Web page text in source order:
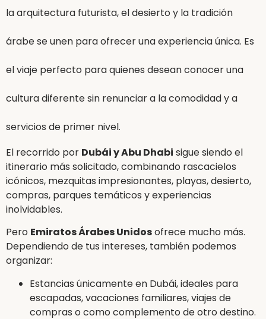
la arquitectura futurista, el desierto y la tradición
árabe se unen para ofrecer una experiencia única. Es
el viaje perfecto para quienes desean conocer una
cultura diferente sin renunciar a la comodidad y a
servicios de primer nivel.
El recorrido por Dubái y Abu Dhabi sigue siendo el
itinerario más solicitado, combinando rascacielos
icónicos, mezquitas impresionantes, playas, desierto,
compras, parques temáticos y experiencias
inolvidables.
Pero Emiratos Árabes Unidosofrece mucho más.
Dependiendo de tus intereses, también podemos
organizar:
Estancias únicamente en Dubái, ideales para
escapadas, vacaciones familiares, viajes de
compras o como complemento de otro destino.